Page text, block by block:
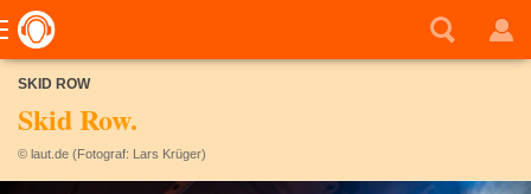
SKID ROW
Skid Row.
© laut.de (Fotograf: Lars Krüger)